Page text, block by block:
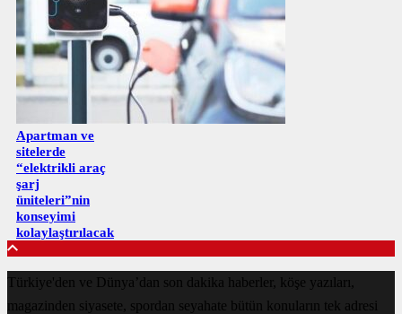
Apartman ve
sitelerde
“elektrikli araç
şarj
üniteleri”nin
konseyimi
kolaylaştırılacak
Türkiye'den ve Dünya’dan son dakika haberler, köşe yazıları,
magazinden siyasete, spordan seyahate bütün konuların tek adresi